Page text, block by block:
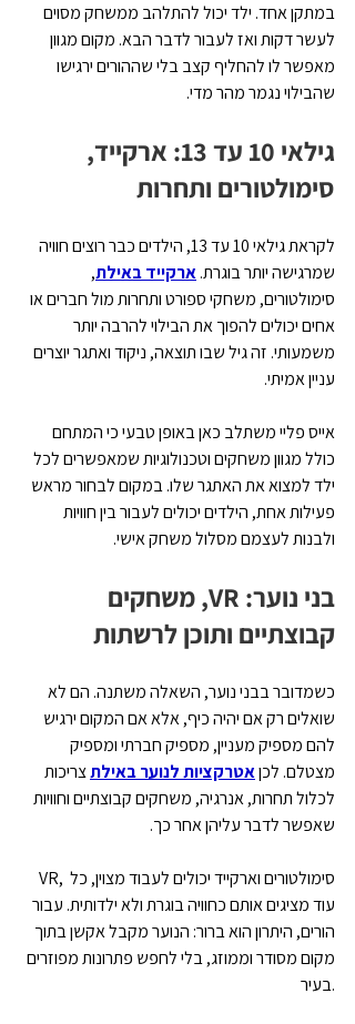
במתקן אחד. ילד יכול להתלהב ממשחק מסוים
לעשר דקות ואז לעבור לדבר הבא. מקום מגוון
מאפשר לו להחליף קצב בלי שההורים ירגישו
שהבילוי נגמר מהר מדי.
גילאי 10 עד 13: ארקייד,
סימולטורים ותחרות
לקראת גילאי 10 עד 13, הילדים כבר רוצים חוויה
שמרגישה יותר בוגרת. ארקייד באילת,
סימולטורים, משחקי ספורט ותחרות מול חברים או
אחים יכולים להפוך את הבילוי להרבה יותר
משמעותי. זה גיל שבו תוצאה, ניקוד ואתגר יוצרים
עניין אמיתי.
אייס פליי משתלב כאן באופן טבעי כי המתחם
כולל מגוון משחקים וטכנולוגיות שמאפשרים לכל
ילד למצוא את האתגר שלו. במקום לבחור מראש
פעילות אחת, הילדים יכולים לעבור בין חוויות
ולבנות לעצמם מסלול משחק אישי.
בני נוער: VR, משחקים
קבוצתיים ותוכן לרשתות
כשמדובר בבני נוער, השאלה משתנה. הם לא
שואלים רק אם יהיה כיף, אלא אם המקום ירגיש
להם מספיק מעניין, מספיק חברתי ומספיק
מצטלם. לכן אטרקציות לנוער באילת צריכות
לכלול תחרות, אנרגיה, משחקים קבוצתיים וחוויות
שאפשר לדבר עליהן אחר כך.
VR, סימולטורים וארקייד יכולים לעבוד מצוין, כל
עוד מציגים אותם כחוויה בוגרת ולא ילדותית. עבור
הורים, היתרון הוא ברור: הנוער מקבל אקשן בתוך
מקום מסודר וממוזג, בלי לחפש פתרונות מפוזרים
בעיר.